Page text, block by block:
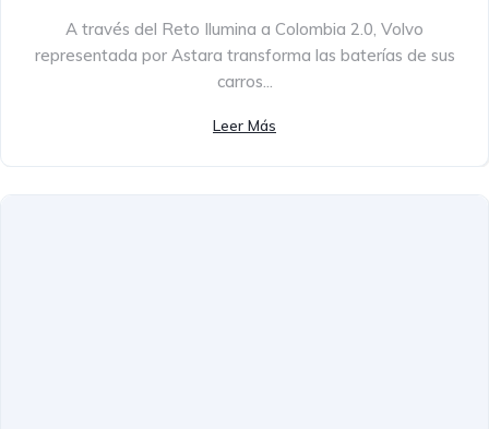
A través del Reto Ilumina a Colombia 2.0, Volvo
representada por Astara transforma las baterías de sus
carros...
Leer Más